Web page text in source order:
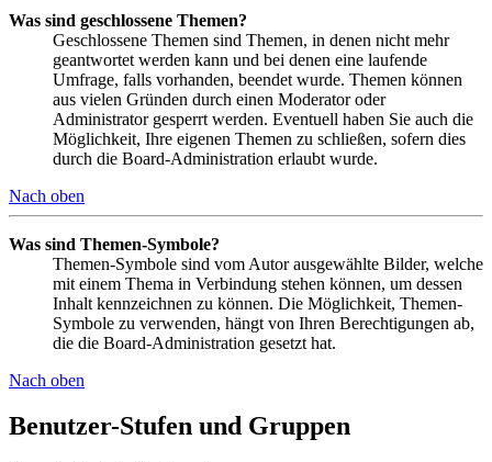
Was sind geschlossene Themen?
Geschlossene Themen sind Themen, in denen nicht mehr
geantwortet werden kann und bei denen eine laufende
Umfrage, falls vorhanden, beendet wurde. Themen können
aus vielen Gründen durch einen Moderator oder
Administrator gesperrt werden. Eventuell haben Sie auch die
Möglichkeit, Ihre eigenen Themen zu schließen, sofern dies
durch die Board-Administration erlaubt wurde.
Nach oben
Was sind Themen-Symbole?
Themen-Symbole sind vom Autor ausgewählte Bilder, welche
mit einem Thema in Verbindung stehen können, um dessen
Inhalt kennzeichnen zu können. Die Möglichkeit, Themen-
Symbole zu verwenden, hängt von Ihren Berechtigungen ab,
die die Board-Administration gesetzt hat.
Nach oben
Benutzer-Stufen und Gruppen